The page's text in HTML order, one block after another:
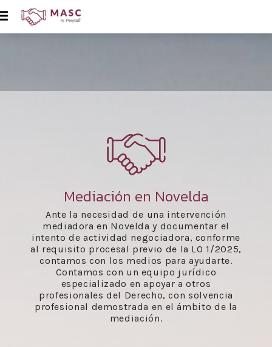
Mediación en Novelda
Ante la necesidad de una intervención
mediadora en Novelda y documentar el
intento de actividad negociadora, conforme
al requisito procesal previo de la LO 1/2025,
contamos con los medios para ayudarte.
Contamos con un equipo jurídico
especializado en apoyar a otros
profesionales del Derecho, con solvencia
profesional demostrada en el ámbito de la
mediación.